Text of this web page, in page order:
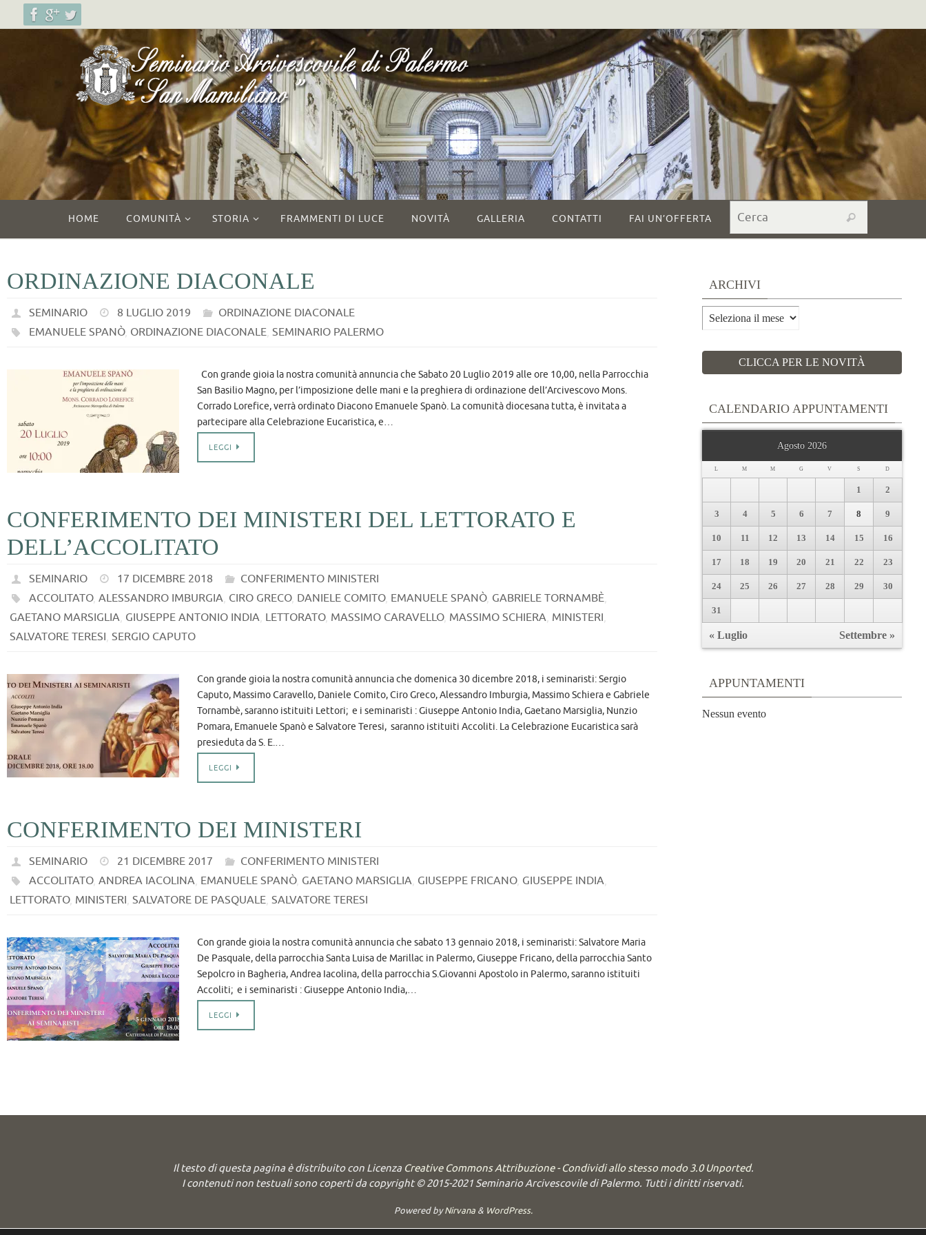
contenuto
HOME COMUNITÀ STORIA FRAMMENTI DI LUCE NOVITÀ GALLERIA CONTATTI FAI UN’OFFERTA Cerca
ORDINAZIONE DIACONALE
SEMINARIO 8 LUGLIO 2019
ORDINAZIONE DIACONALE
EMANUELE SPANÒ, ORDINAZIONE DIACONALE, SEMINARIO PALERMO
Con grande gioia la nostra comunità annuncia che Sabato 20 Luglio 2019 alle ore 10,00, nella Parrocchia
San Basilio Magno, per l’imposizione delle mani e la preghiera di ordinazione dell’Arcivescovo Mons.
Corrado Lorefice, verrà ordinato Diacono Emanuele Spanò. La comunità diocesana tutta, è invitata a
partecipare alla Celebrazione Eucaristica, e…
LEGGI
CONFERIMENTO DEI MINISTERI DEL LETTORATO E
DELL’ACCOLITATO
SEMINARIO 17 DICEMBRE 2018
CONFERIMENTO MINISTERI
ACCOLITATO, ALESSANDRO IMBURGIA, CIRO GRECO, DANIELE COMITO, EMANUELE SPANÒ, GABRIELE TORNAMBÈ,
GAETANO MARSIGLIA, GIUSEPPE ANTONIO INDIA, LETTORATO, MASSIMO CARAVELLO, MASSIMO SCHIERA, MINISTERI,
SALVATORE TERESI, SERGIO CAPUTO
Con grande gioia la nostra comunità annuncia che domenica 30 dicembre 2018, i seminaristi: Sergio
Caputo, Massimo Caravello, Daniele Comito, Ciro Greco, Alessandro Imburgia, Massimo Schiera e Gabriele
Tornambè, saranno istituiti Lettori; e i seminaristi : Giuseppe Antonio India, Gaetano Marsiglia, Nunzio
Pomara, Emanuele Spanò e Salvatore Teresi, saranno istituiti Accoliti. La Celebrazione Eucaristica sarà
presieduta da S. E.…
LEGGI
CONFERIMENTO DEI MINISTERI
SEMINARIO 21 DICEMBRE 2017
CONFERIMENTO MINISTERI
ACCOLITATO, ANDREA IACOLINA, EMANUELE SPANÒ, GAETANO MARSIGLIA, GIUSEPPE FRICANO, GIUSEPPE INDIA,
LETTORATO, MINISTERI, SALVATORE DE PASQUALE, SALVATORE TERESI
Con grande gioia la nostra comunità annuncia che sabato 13 gennaio 2018, i seminaristi: Salvatore Maria
De Pasquale, della parrocchia Santa Luisa de Marillac in Palermo, Giuseppe Fricano, della parrocchia Santo
Sepolcro in Bagheria, Andrea Iacolina, della parrocchia S.Giovanni Apostolo in Palermo, saranno istituiti
Accoliti; e i seminaristi : Giuseppe Antonio India,…
LEGGI
ARCHIVI
Archivi
CLICCA PER LE NOVITÀ
CALENDARIO APPUNTAMENTI
Agosto 2026
L M M G V S D
1 2
3 4 5 6 7 8 9
10 11 12 13 14 15 16
17 18 19 20 21 22 23
24 25 26 27 28 29 30
31
« Luglio Settembre »
APPUNTAMENTI
Nessun evento
Il testo di questa pagina è distribuito con Licenza Creative Commons Attribuzione - Condividi allo stesso modo 3.0 Unported.
I contenuti non testuali sono coperti da copyright © 2015-2021 Seminario Arcivescovile di Palermo. Tutti i diritti riservati.
Powered byNirvana& WordPress.